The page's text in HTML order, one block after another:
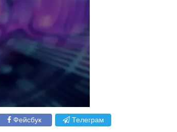
Фейсбук Телеграм